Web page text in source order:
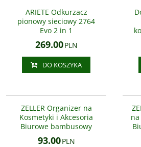
ARIETE Odkurzacz
pionowy sieciowy 2764
Evo 2 in 1
269.00PLN
DO KOSZYKA
ZELLER Organizer na
Kosmetyki i Akcesoria
Biurowe bambusowy
93.00PLN